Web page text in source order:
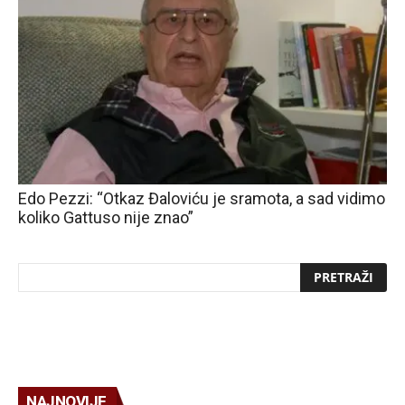
Edo Pezzi: “Otkaz Đaloviću je sramota, a sad vidimo
koliko Gattuso nije znao”
NAJNOVIJE